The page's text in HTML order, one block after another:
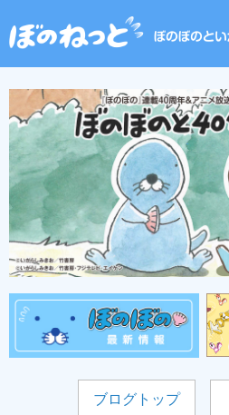
ブログトップ